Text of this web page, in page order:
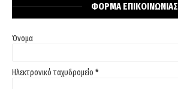
ΦΟΡΜΑ ΕΠΙΚΟΙΝΩΝΙΑΣ
Όνομα
Ηλεκτρονικό ταχυδρομείο *